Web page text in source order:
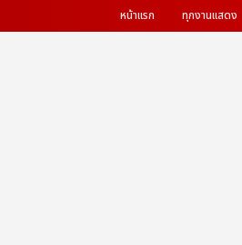
หน้าแรก ทุกงานแสดง